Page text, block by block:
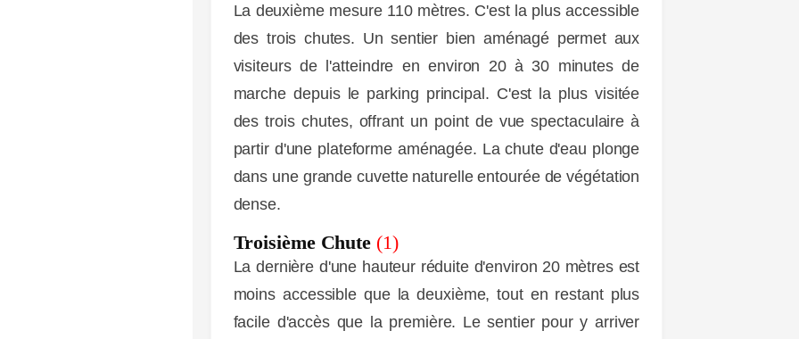
La deuxième mesure 110 mètres. C'est la plus accessible
des trois chutes. Un sentier bien aménagé permet aux
visiteurs de l'atteindre en environ 20 à 30 minutes de
marche depuis le parking principal. C'est la plus visitée
des trois chutes, offrant un point de vue spectaculaire à
partir d'une plateforme aménagée. La chute d'eau plonge
dans une grande cuvette naturelle entourée de végétation
dense.
Troisième Chute (1)
La dernière d'une hauteur réduite d'environ 20 mètres est
moins accessible que la deuxième, tout en restant plus
facile d'accès que la première. Le sentier pour y arriver